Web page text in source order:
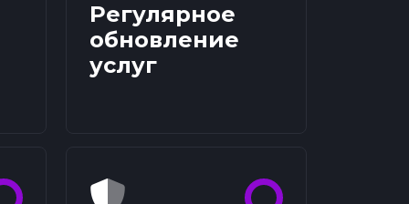
Регулярное
обновление
услуг